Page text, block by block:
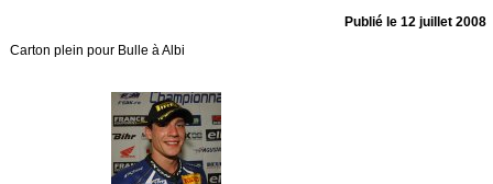
Publié le 12 juillet 2008
Carton plein pour Bulle à Albi